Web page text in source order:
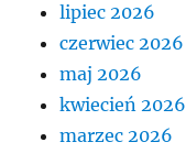
lipiec 2026
czerwiec 2026
maj 2026
kwiecień 2026
marzec 2026